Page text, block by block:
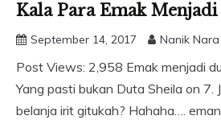
Kala Para Emak
September 14, 2017 Nanik Nara
Post Views: 2,958 Emak menjadi
Yang pasti bukan Duta Sheila on 7.
belanja irit gitukah? Hahaha….